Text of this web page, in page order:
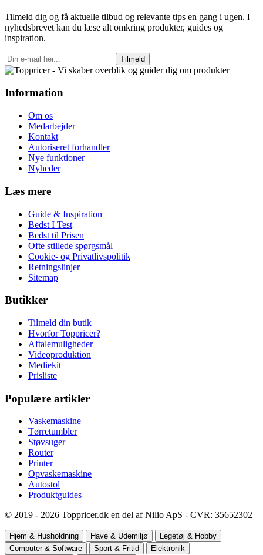
Tilmeld dig og få aktuelle tilbud og relevante tips en gang i ugen. I
nyhedsbrevet kan du læse alt omkring produkter, guides og
inspiration.
Tilmeld
Information
Om os
Medarbejder
Kontakt
Autoriseret forhandler
Nye funktioner
Nyheder
Læs mere
Guide & Inspiration
Bedst I Test
Bedst til Prisen
Ofte stillede spørgsmål
Cookie- og Privatlivspolitik
Retningslinjer
Sitemap
Butikker
Tilmeld din butik
Hvorfor Toppricer?
Aftalemuligheder
Videoproduktion
Mediekit
Prisliste
Populære artikler
Vaskemaskine
Tørretumbler
Støvsuger
Router
Printer
Opvaskemaskine
Autostol
Produktguides
© 2019 - 2026 Toppricer.dk en del af Nilio ApS - CVR: 35652302
Hjem & Husholdning Have & Udemiljø
Legetøj & Hobby
Computer & Software
Sport & Fritid
Elektronik